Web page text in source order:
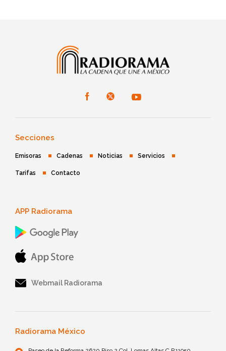
Secciones
Emisoras Cadenas Noticias Servicios
Tarifas Contacto
APP Radiorama
Webmail Radiorama
Radiorama México